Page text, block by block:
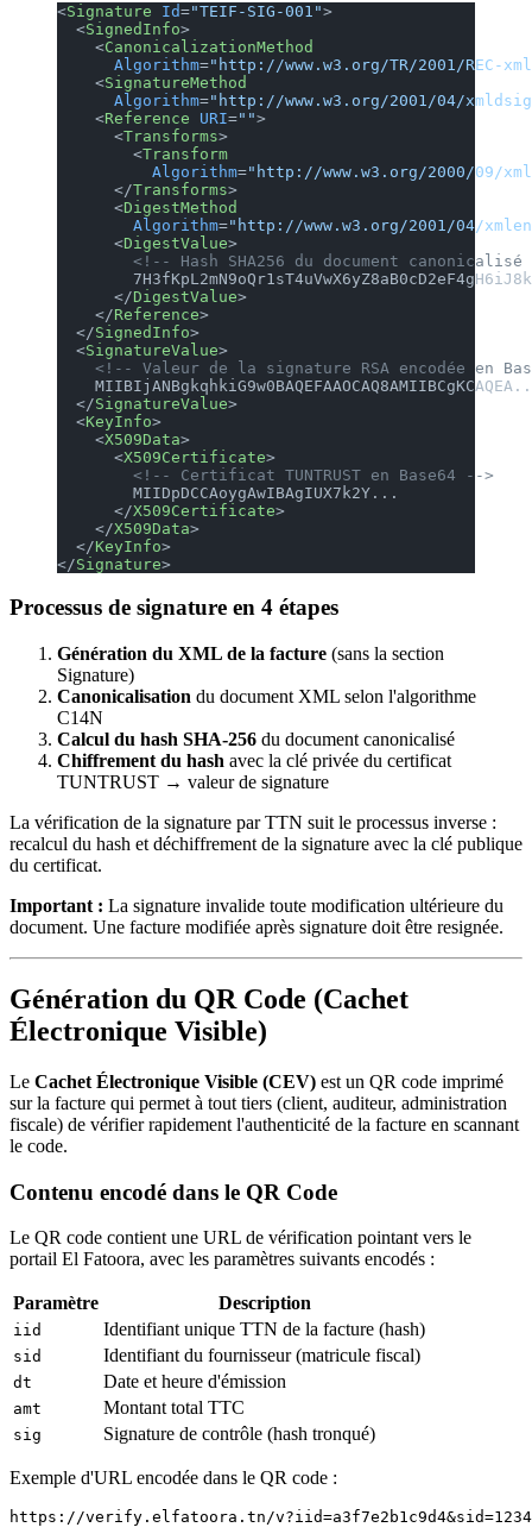
<Signature Id="TEIF-SIG-001">
  <
SignedInfo>
    <
CanonicalizationMethod
      Algorithm
="http://www.w3.org/TR/2001/REC-
    <
SignatureMethod
      Algorithm
="http://www.w3.org/2001/04/
    <
Reference URI="">
      <
Transforms>
        <
Transform
          Algorithm
="http://www.w3.org/2000/09/
      </
Transforms>
      <
DigestMethod
        Algorithm
="http://www.w3.org/2001/04/
      <
DigestValue>
<!-- Hash SHA256 du document canonicalisé
      </
DigestValue>
    </
Reference>
  </
SignedInfo>
  <
SignatureValue>
<!-- Valeur de la signature RSA encodée en
  </
SignatureValue>
  <
KeyInfo>
    <
X509Data>
      <
X509Certificate>
        <!-- Certificat TUNTRUST en Base64 -->
        MIIDpDCCAoygAwIBAgIUX7k2Y...
      </
X509Certificate>
    </
X509Data>
  </
KeyInfo>
</Signature>
Processus de signature en 4 étapes
Génération du XML de la facture (sans la section
Signature)
Canonicalisation du document XML selon l'algorithme
C14N
Calcul du hash SHA-256 du document canonicalisé
Chiffrement du hash avec la clé privée du certificat
TUNTRUST → valeur de signature
La vérification de la signature par TTN suit le processus inverse :
recalcul du hash et déchiffrement de la signature avec la clé publique
du certificat.
Important : La signature invalide toute modification ultérieure du
document. Une facture modifiée après signature doit être resignée.
Génération du QR Code (Cachet
Électronique Visible)
Le Cachet Électronique Visible (CEV) est un QR code imprimé
sur la facture qui permet à tout tiers (client, auditeur, administration
fiscale) de vérifier rapidement l'authenticité de la facture en scannant
le code.
Contenu encodé dans le QR Code
Le QR code contient une URL de vérification pointant vers le
portail El Fatoora, avec les paramètres suivants encodés :
Paramètre Description
iid Identifiant unique TTN de la facture (hash)
sid Identifiant du fournisseur (matricule fiscal)
dt Date et heure d'émission
amt Montant total TTC
sig Signature de contrôle (hash tronqué)
Exemple d'URL encodée dans le QR code :